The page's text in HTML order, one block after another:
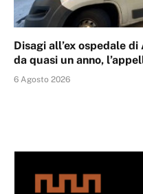
Disagi all’ex ospedale
da quasi un anno,
6 Agosto 2026